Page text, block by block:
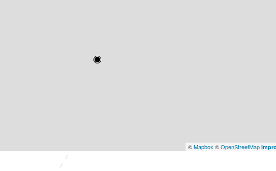
©Mapbox ©OpenStreetMap